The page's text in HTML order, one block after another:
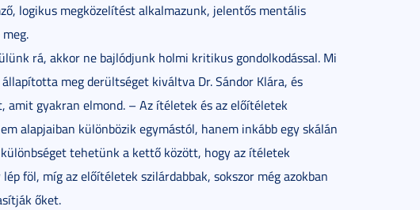
logikus megközelítést alkalmazunk, jelentős mentális
rá, akkor ne bajlódjunk holmi kritikus gondolkodással. Mi
meg derültséget kiváltva Dr. Sándor Klára, és
amit gyakran elmond. – Az ítéletek és az előítéletek
alapjaiban különbözik egymástól, hanem inkább egy skálán
tehetünk a kettő között, hogy az ítéletek
föl, míg az előítéletek szilárdabbak, sokszor még azokban
őket.